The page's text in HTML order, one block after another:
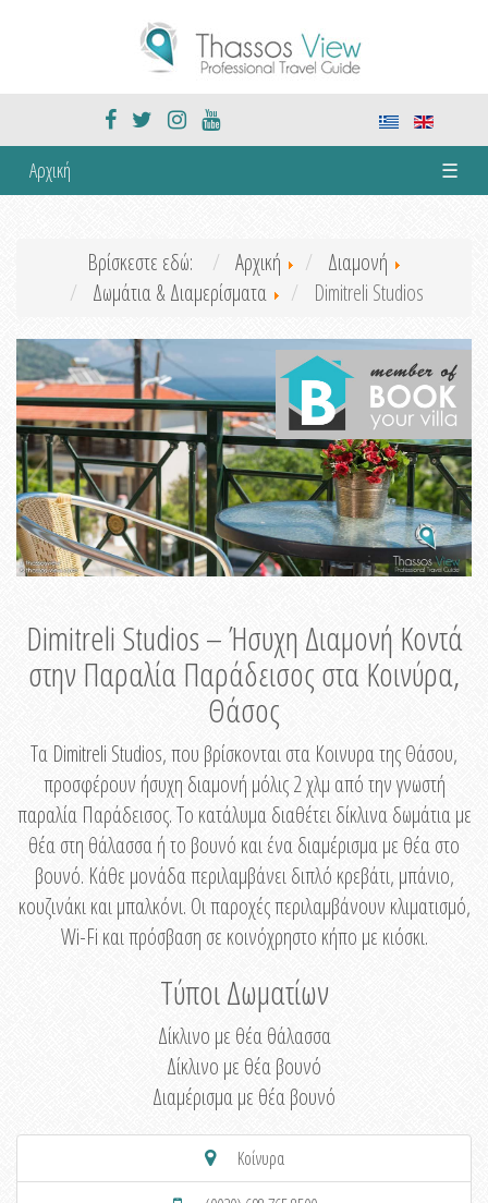
Αρχική ☰
Βρίσκεστε εδώ: Αρχική
Διαμονή
Δωμάτια & Διαμερίσματα
Dimitreli Studios
Dimitreli Studios – Ήσυχη Διαμονή Κοντά
στην Παραλία Παράδεισος στα Κοινύρα,
Θάσος
Τα Dimitreli Studios, που βρίσκονται στα Κοινυρα της Θάσου,
προσφέρουν ήσυχη διαμονή μόλις 2 χλμ από την γνωστή
παραλία Παράδεισος. Το κατάλυμα διαθέτει δίκλινα δωμάτια με
θέα στη θάλασσα ή το βουνό και ένα διαμέρισμα με θέα στο
βουνό. Κάθε μονάδα περιλαμβάνει διπλό κρεβάτι, μπάνιο,
κουζινάκι και μπαλκόνι. Οι παροχές περιλαμβάνουν κλιματισμό,
Wi-Fi και πρόσβαση σε κοινόχρηστο κήπο με κιόσκι.
Τύποι Δωματίων
Δίκλινο με θέα θάλασσα
Δίκλινο με θέα βουνό
Διαμέρισμα με θέα βουνό
Κοίνυρα